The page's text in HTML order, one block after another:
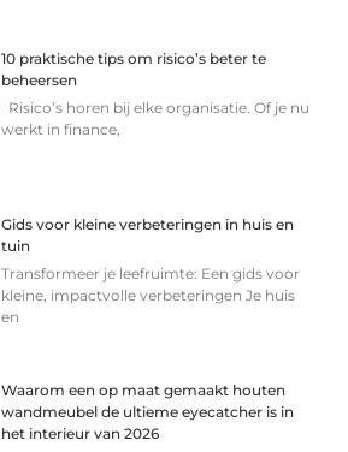
10 praktische tips om risico’s beter te
beheersen
Risico’s horen bij elke organisatie. Of je nu
werkt in finance,
Gids voor kleine verbeteringen in huis en
tuin
Transformeer je leefruimte: Een gids voor
kleine, impactvolle verbeteringen Je huis
en
Waarom een op maat gemaakt houten
wandmeubel de ultieme eyecatcher is in
het interieur van 2026